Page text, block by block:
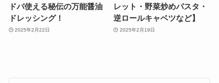
ドバ使える秘伝の万能醤油
ドレッシング！
2025年2月22日
レット・野菜炒めパスタ・
逆ロールキャベツなど】
2025年2月19日